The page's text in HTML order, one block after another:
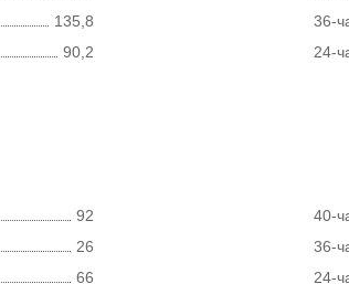
135,8
90,2
36-
24-
92
26
66
40-
36-
24-